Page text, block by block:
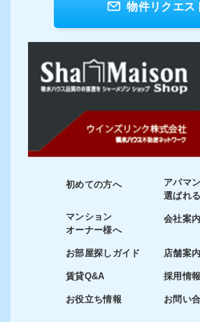
物件リクエス
初めての方へ
マンション
オーナー様へ
お部屋探しガイド
賃貸Q&A
お役立ち情報
アパマ
選ばれ
会社案内
店舗案内
採用情報
お問い